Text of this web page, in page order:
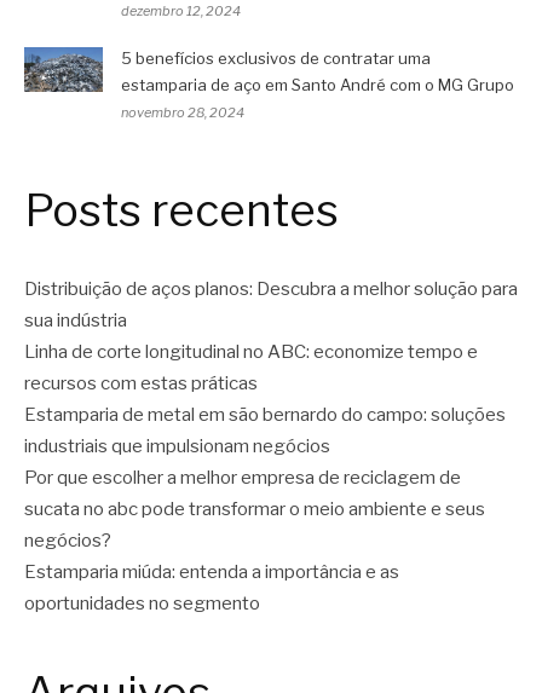
dezembro 12, 2024
5 benefícios exclusivos de contratar uma
estamparia de aço em Santo André com o MG Grupo
novembro 28, 2024
Posts recentes
Distribuição de aços planos: Descubra a melhor solução para
sua indústria
Linha de corte longitudinal no ABC: economize tempo e
recursos com estas práticas
Estamparia de metal em são bernardo do campo: soluções
industriais que impulsionam negócios
Por que escolher a melhor empresa de reciclagem de
sucata no abc pode transformar o meio ambiente e seus
negócios?
Estamparia miúda: entenda a importância e as
oportunidades no segmento